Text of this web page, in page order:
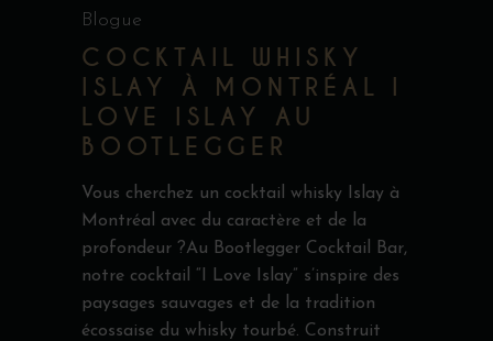
Blogue
COCKTAIL WHISKY
ISLAY À MONTRÉAL I
LOVE ISLAY AU
BOOTLEGGER
Vous cherchez un cocktail whisky Islay à
Montréal avec du caractère et de la
profondeur ?Au Bootlegger Cocktail Bar,
notre cocktail “I Love Islay” s’inspire des
paysages sauvages et de la tradition
écossaise du whisky tourbé. Construit